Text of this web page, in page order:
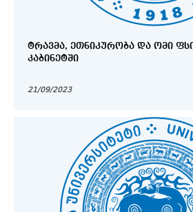
ᲢᲠᲐᲕᲛᲐ, ᲔᲗᲜᲘᲙᲣᲠᲝᲑᲐ ᲓᲐ ᲝᲛᲘ
ᲙᲐᲑᲘᲜᲔᲢᲨᲘ
21/09/2023